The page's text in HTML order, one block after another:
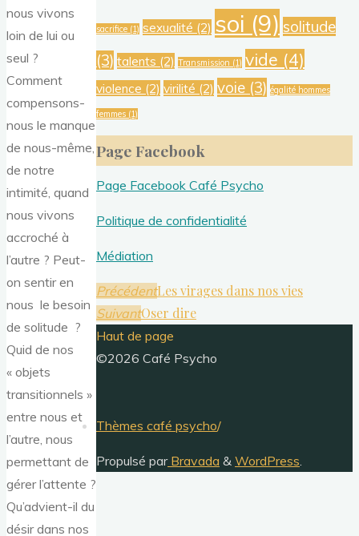
nous vivons
loin de lui ou
seul ?
Comment
compensons-
nous le manque
de nous-même,
de notre
intimité, quand
nous vivons
accroché à
l’autre ? Peut-
on sentir en
nous le besoin
de solitude ?
Quid de nos
« objets
transitionnels »
entre nous et
l’autre, nous
permettant de
gérer l’attente ?
Qu’advient-il du
désir dans nos
sacrifice (1) sexualité (2) soi (9) solitude
(3) talents (2) Transmission (1) vide (4)
violence (2) virilité (2) voie (3) égalité hommes
femmes (1)
Page Facebook
Page Facebook Café Psycho
Politique de confidentialité
Médiation
PrécédentLes virages dans nos vies
SuivantOser dire
Haut de page
©2026 Café Psycho
Thèmes café psycho/
Propulsé parBravada & WordPress.